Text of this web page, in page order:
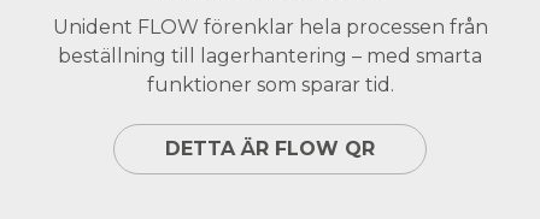
Unident FLOW förenklar hela processen från
beställning till lagerhantering – med smarta
funktioner som sparar tid.
DETTA ÄR FLOW QR